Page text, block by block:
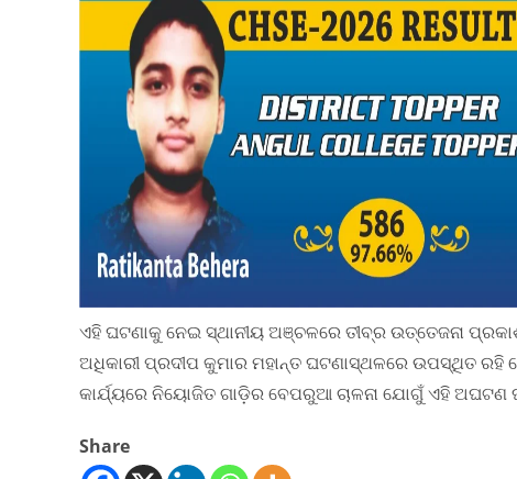
ଏହି ଘଟଣାକୁ ନେଇ ସ୍ଥାନୀୟ ଅଞ୍ଚଳରେ ତୀବ୍ର ଉତ୍ତେଜନା
ଅଧିକାରୀ ପ୍ରଦୀପ କୁମାର ମହାନ୍ତ ଘଟଣାସ୍ଥଳରେ ଉପସ୍ଥିତ
କାର୍ଯ୍ୟରେ ନିୟୋଜିତ ଗାଡ଼ିର ବେପରୁଆ ଚାଳନା ଯୋଗୁଁ ଏହି
Share